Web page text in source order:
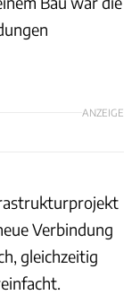
ANZEIGE
Verbindung
gleichzeitig